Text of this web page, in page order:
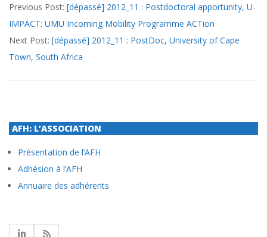
09-
28
Previous Post: [dépassé] 2012_11 : Postdoctoral apportunity, U-
IMPACT: UMU Incoming Mobility Programme ACTion
Next Post: [dépassé] 2012_11 : PostDoc, University of Cape
Town, South Africa
AFH: L’ASSOCIATION
Présentation de l’AFH
Adhésion à l’AFH
Annuaire des adhérents